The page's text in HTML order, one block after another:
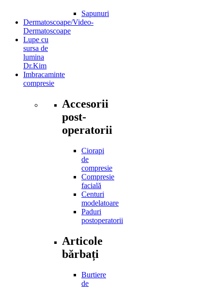
Sapunuri
Dermatoscoape/Video-
Dermatoscoape
Lupe cu
sursa de
lumina
Dr.Kim
Imbracaminte
compresie
Accesorii
post-
operatorii
Ciorapi
de
compresie
Compresie
facială
Centuri
modelatoare
Paduri
postoperatorii
Articole
bărbați
Burtiere
de